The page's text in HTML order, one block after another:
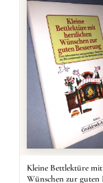
Kleine Bettlektüre
Wünschen zur guten